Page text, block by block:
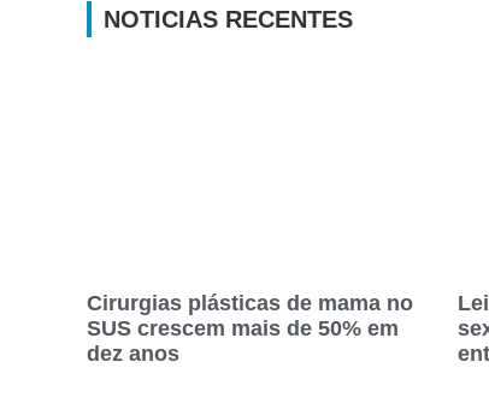
NOTICIAS RECENTES
Cirurgias plásticas de mama no
SUS crescem mais de 50% em
dez anos